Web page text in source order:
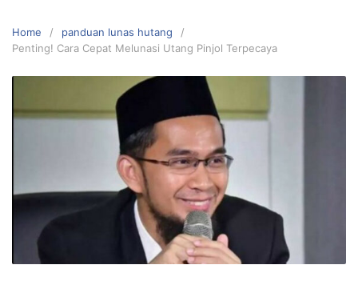
Home
panduan lunas hutang
Penting! Cara Cepat Melunasi Utang Pinjol Terpecaya